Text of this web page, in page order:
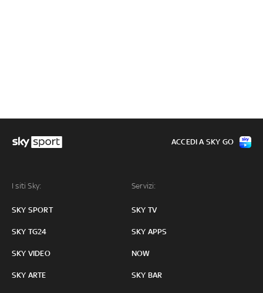
I siti Sky:
SKY SPORT
SKY TG24
SKY VIDEO
SKY ARTE
Servizi:
SKY TV
SKY APPS
NOW
SKY BAR
ACCEDI A SKY GO